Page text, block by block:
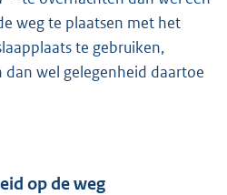
weg te plaatsen met het
te gebruiken,
wel gelegenheid daartoe
op de weg